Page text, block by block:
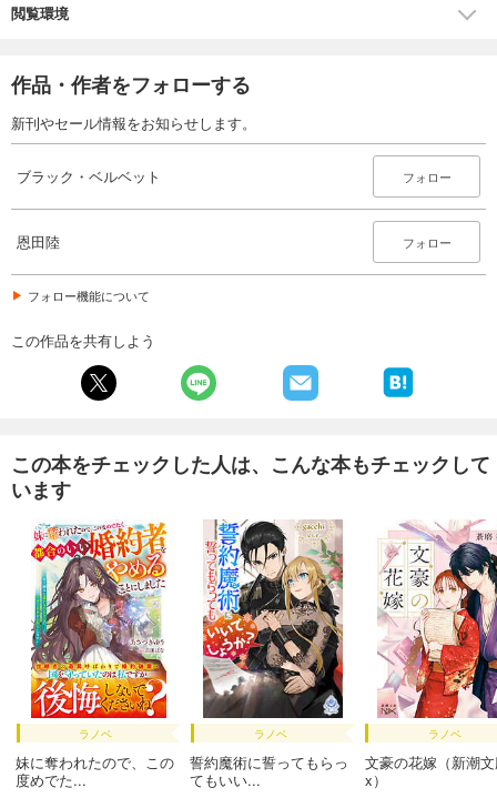
閲覧環境
作品・作者をフォローする
新刊やセール情報をお知らせします。
ブラック・ベルベット フォロー
恩田陸 フォロー
フォロー機能について
この作品を共有しよう
この本をチェックした人は、こんな本もチェックして
います
ラノベ
妹に奪われたので、この
度めでた...
ラノベ
誓約魔術に誓ってもらっ
てもいい...
ラノベ
文豪の花嫁（新潮
x）